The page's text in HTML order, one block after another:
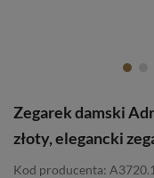
Zegarek damski
złoty, elegancki
Kod producenta: